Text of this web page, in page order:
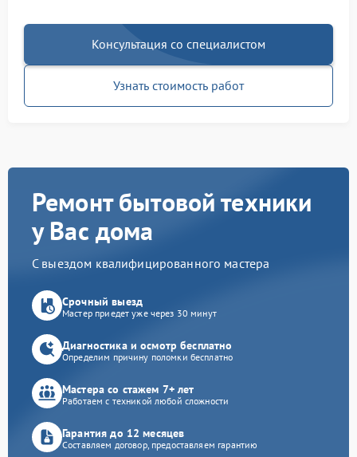
Консультация со специалистом
Узнать стоимость работ
Ремонт бытовой техники
у Вас дома
С выездом квалифицированного мастера
Срочный выезд
Мастер приедет уже через 30 минут
Диагностика и осмотр бесплатно
Определим причину поломки бесплатно
Мастера со стажем 7+ лет
Работаем с техникой любой сложности
Гарантия до 12 месяцев
Составляем договор, предоставляем гарантию